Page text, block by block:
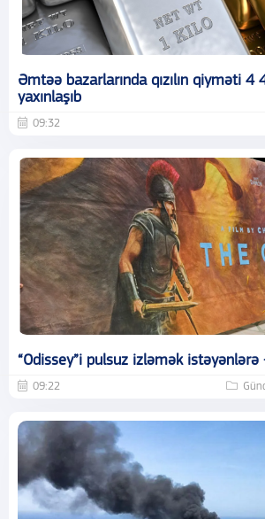
Əmtəə bazarlarında qızılın qiyməti 4
yaxınlaşıb
09:32
“Odissey”i pulsuz izləmək istəyənlərə
09:22